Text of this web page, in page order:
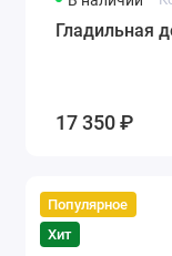
Гладильная
17 350 ₽
Популярное
Хит